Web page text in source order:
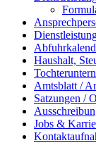
Haushalt,
Amtsblatt /
Satzungen /
Jobs &